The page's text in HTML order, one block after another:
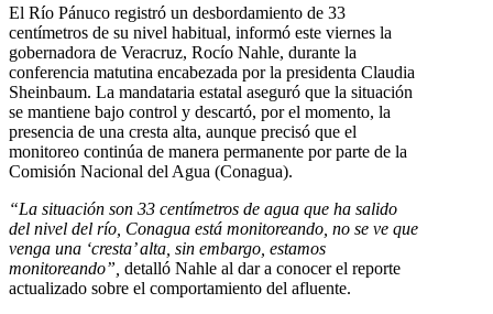
El Río Pánuco registró un desbordamiento de 33
centímetros de su nivel habitual, informó este viernes la
gobernadora de Veracruz, Rocío Nahle, durante la
conferencia matutina encabezada por la presidenta Claudia
Sheinbaum. La mandataria estatal aseguró que la situación
se mantiene bajo control y descartó, por el momento, la
presencia de una cresta alta, aunque precisó que el
monitoreo continúa de manera permanente por parte de la
Comisión Nacional del Agua (Conagua).
“La situación son 33 centímetros de agua que ha salido
del nivel del río, Conagua está monitoreando, no se ve que
venga una ‘cresta’ alta, sin embargo, estamos
monitoreando”, detalló Nahle al dar a conocer el reporte
actualizado sobre el comportamiento del afluente.